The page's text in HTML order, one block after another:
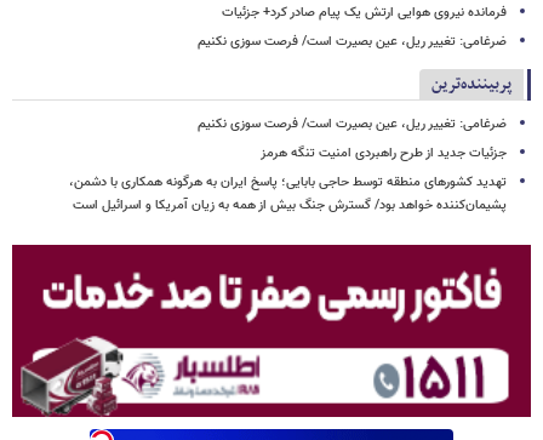
فرمانده نیروی هوایی ارتش یک پیام صادر کرد+ جزئیات
ضرغامی: تغییر ریل، عین بصیرت است/ فرصت سوزی نکنیم
پربیننده‌ترین
ضرغامی: تغییر ریل، عین بصیرت است/ فرصت سوزی نکنیم
جزئیات جدید از طرح راهبردی امنیت تنگه هرمز
تهدید کشورهای منطقه توسط حاجی بابایی؛ پاسخ ایران به هرگونه همکاری با دشمن،
پشیمان‌کننده خواهد بود/ گسترش جنگ بیش از همه به زیان آمریکا و اسرائیل است